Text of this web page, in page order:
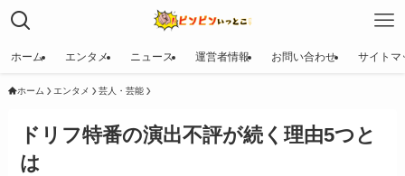
ホーム エンタメ ニュース 運営者情報 お問い合わせ サイトマ
ホーム エンタメ 芸人・芸能
ドリフ特番の演出不評が続く理由5つと
は